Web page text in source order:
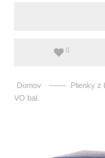
0
Domov ——
Plienky z
VO bal.